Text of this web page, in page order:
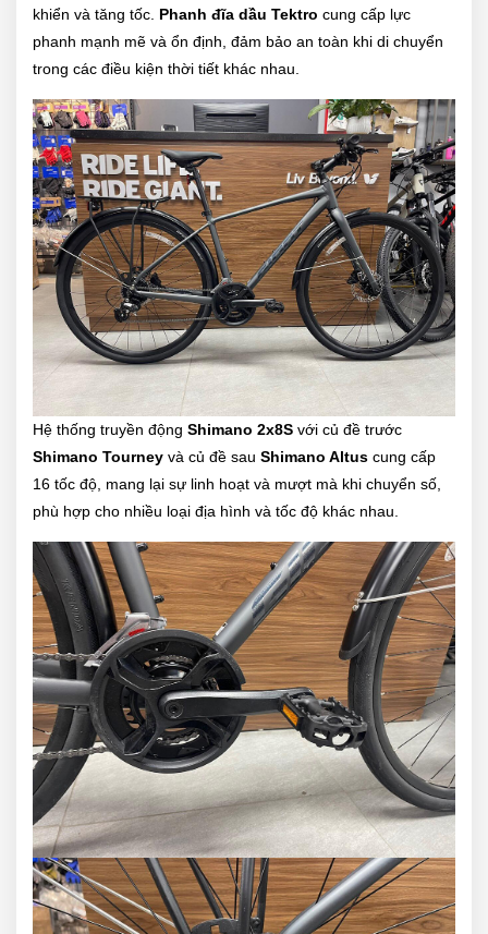
khiển và tăng tốc. Phanh đĩa dầu Tektro cung cấp lực
phanh mạnh mẽ và ổn định, đảm bảo an toàn khi di chuyển
trong các điều kiện thời tiết khác nhau.
Hệ thống truyền động Shimano 2x8S với củ đề trước
Shimano Tourney và củ đề sau Shimano Altus cung cấp
16 tốc độ, mang lại sự linh hoạt và mượt mà khi chuyển số,
phù hợp cho nhiều loại địa hình và tốc độ khác nhau.